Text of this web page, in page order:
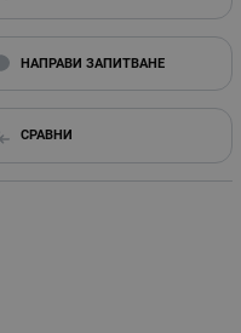
НАПРАВИ ЗАПИТВАНЕ
СРАВНИ